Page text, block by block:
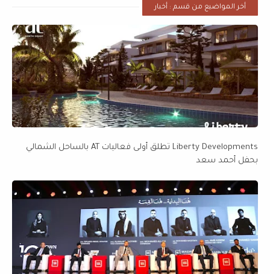
أخر المواضيع من قسم : أخبار
Liberty Developments تطلق أولى فعاليات AT بالساحل الشمالي
بحفل أحمد سعد